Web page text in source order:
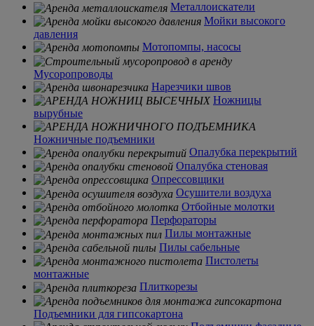
Металлоискатели
Мойки высокого
давления
Мотопомпы, насосы
Мусоропроводы
Нарезчики швов
Ножницы
вырубные
Ножничные подъемники
Опалубка перекрытий
Опалубка стеновая
Опрессовщики
Осушители воздуха
Отбойные молотки
Перфораторы
Пилы монтажные
Пилы сабельные
Пистолеты
монтажные
Плиткорезы
Подъемники для гипсокартона